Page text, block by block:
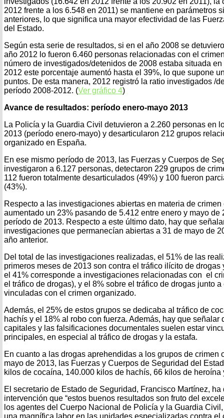
2012 frente a los 6.548 en 2011) se mantiene en parámetros
anteriores, lo que significa una mayor efectividad de las
del Estado.
Según esta serie de resultados, si en el año 2008 se
año 2012 lo fueron 6.460 personas relacionadas con el
número de investigados/detenidos de 2008 estaba situada
2012 este porcentaje aumentó hasta el 39%, lo que supone
puntos. De esta manera, 2012 registró la ratio investigados /
período 2008-2012. (Ver gráfico 4)
Avance de resultados: período enero-mayo 2013
La Policía y la Guardia Civil detuvieron a 2.260 personas en
2013 (período enero-mayo) y desarticularon 212 grupos
organizado en España.
En ese mismo período de 2013, las Fuerzas y Cuerpos de
investigaron a 6.127 personas, detectaron 229 grupos de
112 fueron totalmente desarticulados (49%) y 100 fueron
(43%).
Respecto a las investigaciones abiertas en materia de
aumentado un 23% pasando de 5.412 entre enero y mayo de
período de 2013. Respecto a este último dato, hay que
investigaciones que permanecían abiertas a 31 de mayo de
año anterior.
Del total de las investigaciones realizadas, el 51% de las
primeros meses de 2013 son contra el tráfico ilícito de
el 41% corresponde a investigaciones relacionadas con el
el tráfico de drogas), y el 8% sobre el tráfico de drogas junto
vinculadas con el crimen organizado.
Además, el 25% de estos grupos se dedicaba al tráfico de
hachís y el 18% al robo con fuerza. Además, hay que señalar
capitales y las falsificaciones documentales suelen estar
principales, en especial al tráfico de drogas y la estafa.
En cuanto a las drogas aprehendidas a los grupos de crimen
mayo de 2013, las Fuerzas y Cuerpos de Seguridad del
kilos de cocaína, 140.000 kilos de hachís, 66 kilos de heroína
El secretario de Estado de Seguridad, Francisco Martínez, ha
intervención que “estos buenos resultados son fruto del
los agentes del Cuerpo Nacional de Policía y la Guardia
una magnífica labor en las unidades especializadas contra el